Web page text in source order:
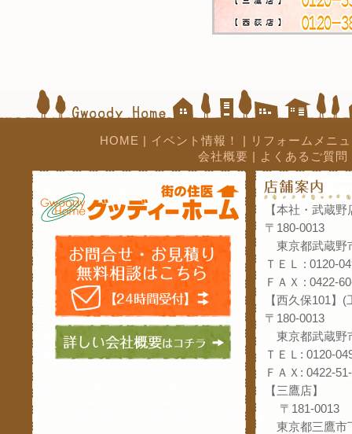
HOME イベント情報！
リフォームメニ
会社概要
よくあるご質問
【本社・武蔵野
〒180-0013
東京都武蔵野
ＴＥＬ : 0120-
ＦＡＸ : 0422-
【西久保101】
〒180-0013
東京都武蔵野
ＴＥＬ: 0120-
ＦＡＸ: 0422-
【三鷹店】
〒181-0013
東京都三鷹市